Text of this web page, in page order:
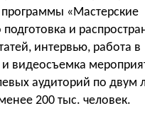
«Мастерские
и
интервью, работа в
видеосъемка
аудиторий по двум
200 тыс. человек.